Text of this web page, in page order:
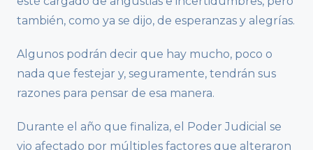
también, como ya se dijo, de esperanzas y alegrías.
Algunos podrán decir que hay mucho, poco o
nada que festejar y, seguramente, tendrán sus
razones para pensar de esa manera.
Durante el año que finaliza, el Poder Judicial se
vio afectado por múltiples factores que alteraron